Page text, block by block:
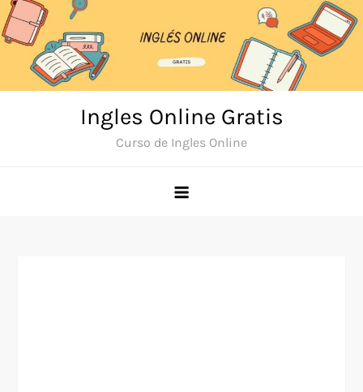
Skip
to
content
Ingles Online Gratis
Curso de Ingles Online